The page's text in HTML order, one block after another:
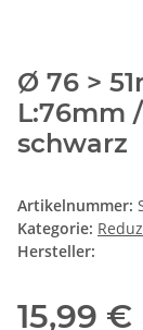
Ø 76 >
L:76mm
schwarz
Artikelnummer:
Kategorie:
Hersteller:
15,99 €